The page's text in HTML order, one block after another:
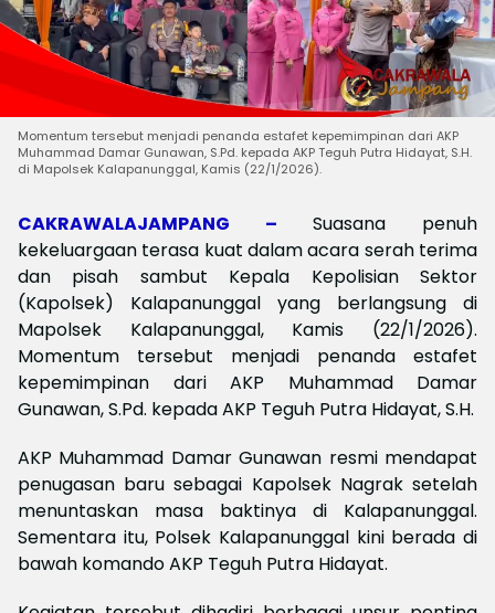
Momentum tersebut menjadi penanda estafet kepemimpinan dari AKP
Muhammad Damar Gunawan, S.Pd. kepada AKP Teguh Putra Hidayat, S.H.
di Mapolsek Kalapanunggal, Kamis (22/1/2026).
CAKRAWALAJAMPANG – Suasana penuh
kekeluargaan terasa kuat dalam acara serah terima
dan pisah sambut Kepala Kepolisian Sektor
(Kapolsek) Kalapanunggal yang berlangsung di
Mapolsek Kalapanunggal, Kamis (22/1/2026).
Momentum tersebut menjadi penanda estafet
kepemimpinan dari AKP Muhammad Damar
Gunawan, S.Pd. kepada AKP Teguh Putra Hidayat, S.H.
AKP Muhammad Damar Gunawan resmi mendapat
penugasan baru sebagai Kapolsek Nagrak setelah
menuntaskan masa baktinya di Kalapanunggal.
Sementara itu, Polsek Kalapanunggal kini berada di
bawah komando AKP Teguh Putra Hidayat.